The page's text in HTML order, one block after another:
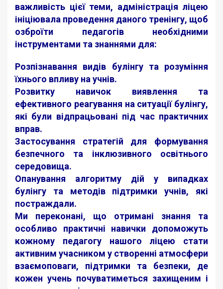
важливість цієї теми, адміністрація ліцею
ініціювала проведення даного тренінгу, щоб
озброїти педагогів необхідними
інструментами та знаннями для:
Розпізнавання видів булінгу та розуміння
їхнього впливу на учнів.
Розвитку навичок виявлення та
ефективного реагування на ситуації булінгу,
які були відпрацьовані під час практичних
вправ.
Застосування стратегій для формування
безпечного та інклюзивного освітнього
середовища.
Опанування алгоритму дій у випадках
булінгу та методів підтримки учнів, які
постраждали.
Ми переконані, що отримані знання та
особливо практичні навички допоможуть
кожному педагогу нашого ліцею стати
активним учасником у створенні атмосфери
взаємоповаги, підтримки та безпеки, де
кожен учень почуватиметься захищеним і